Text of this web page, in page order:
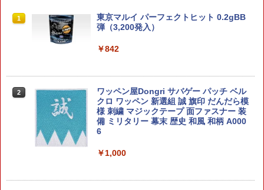
1
マジ・スク（マルチジルコニアスクレー
パー） アルゴファイルジャパン CKH601
【送料無料】 アオシマ 1/12 ザ・バイ
ク No.006 カワサキ ZX900R GPz900R
Ninja '02 プラモデル
1
バンダイスピリッツ S．H．Figuarts ニ
コ・ロビン −エニエス・ロビー− ／ONE
バンダイスピリッツ フィギュアーツZER
O 胡蝶しのぶ 蟲の呼吸 FZEROコチヨウ
シノブムシノコキユウN [FZEROコチヨ
ウシノブムシノコキユウN]
￥9,890
1
東京マルイ パーフェクトヒット 0.2gBB
弾（3,200発入）
￥842
2
ワッペン屋Dongri サバゲー パッチ ベル
クロ ワッペン 新選組 誠 旗印 だんだら模
様 刺繍 マジックテープ 面ファスナー 装
備 ミリタリー 幕末 歴史 和風 和柄 A000
6
￥1,000